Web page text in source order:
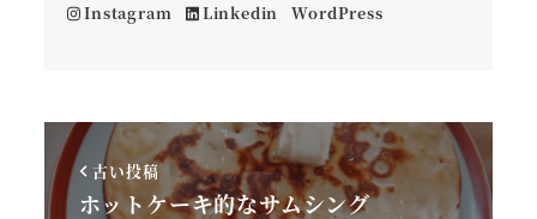
Instagram
Linkedin WordPress
古い投稿
ホットケーキ的なサムシング